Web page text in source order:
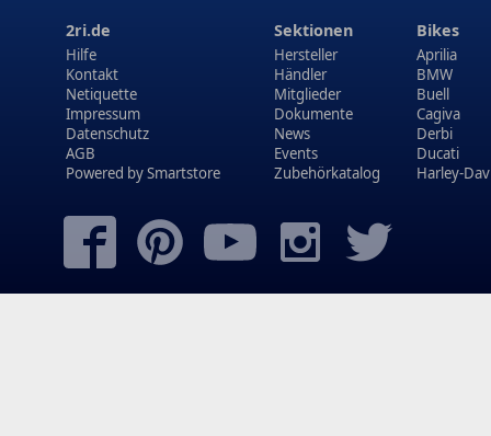
2ri.de
Hilfe
Kontakt
Netiquette
Impressum
Datenschutz
AGB
Powered bySmartstore
Sektionen
Hersteller
Händler
Mitglieder
Dokumente
News
Events
Zubehörkatalog
Bikes
Aprilia
BMW
Buell
Cagiva
Derbi
Ducati
Harley-